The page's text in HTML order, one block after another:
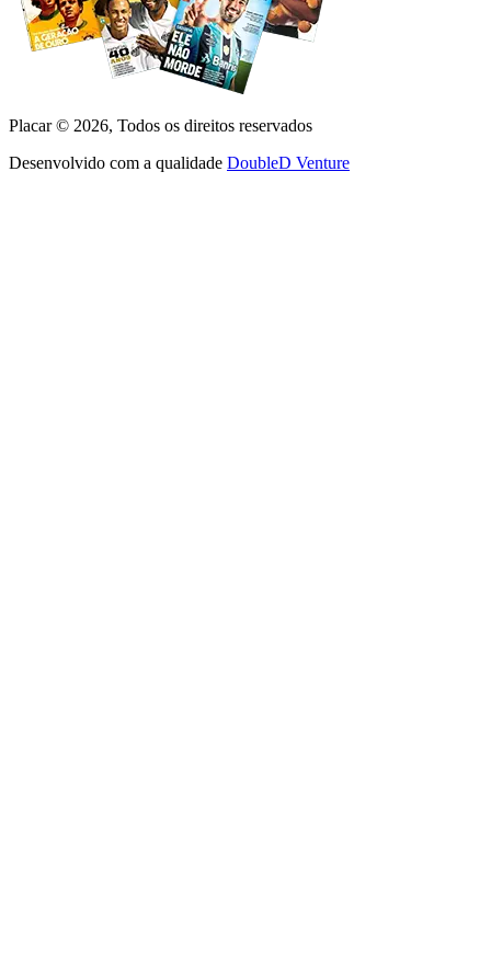
Placar © 2026, Todos os direitos reservados
Desenvolvido com a qualidade DoubleD Venture